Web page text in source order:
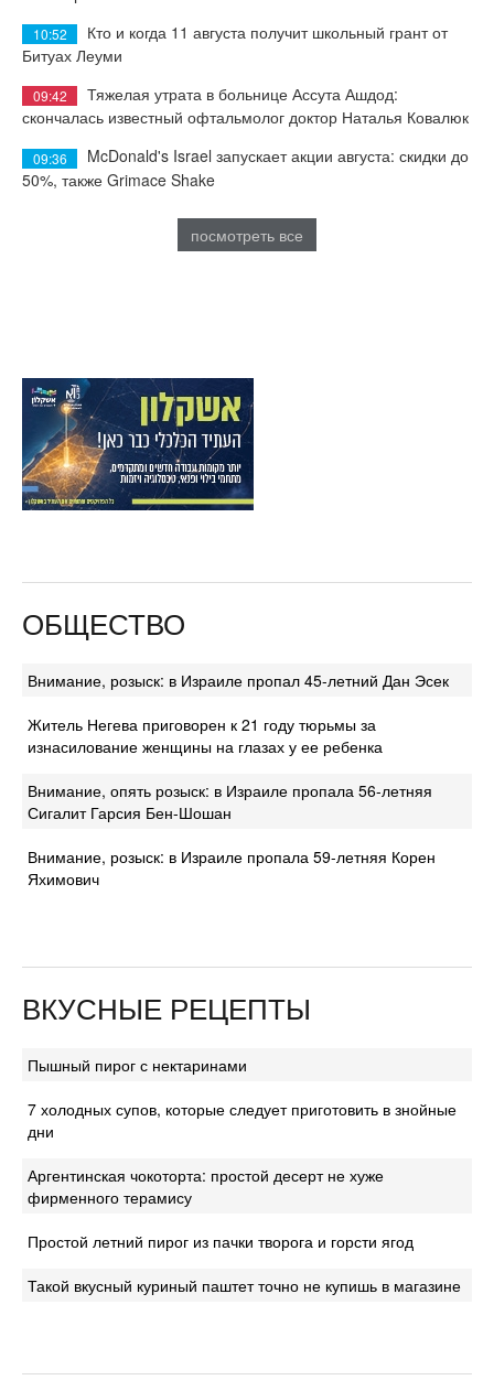
10:52
Кто и когда 11 августа получит школьный грант от
Битуах Леуми
09:42
Тяжелая утрата в больнице Ассута Ашдод:
скончалась известный офтальмолог доктор Наталья Ковалюк
09:36
McDonald's Israel запускает акции августа: скидки до
50%, также Grimace Shake
посмотреть все
ОБЩЕСТВО
Внимание, розыск: в Израиле пропал 45-летний Дан Эсек
Житель Негева приговорен к 21 году тюрьмы за
изнасилование женщины на глазах у ее ребенка
Внимание, опять розыск: в Израиле пропала 56-летняя
Сигалит Гарсия Бен-Шошан
Внимание, розыск: в Израиле пропала 59-летняя Корен
Яхимович
ВКУСНЫЕ РЕЦЕПТЫ
Пышный пирог с нектаринами
7 холодных супов, которые следует приготовить в знойные
дни
Аргентинская чокоторта: простой десерт не хуже
фирменного терамису
Простой летний пирог из пачки творога и горсти ягод
Такой вкусный куриный паштет точно не купишь в магазине